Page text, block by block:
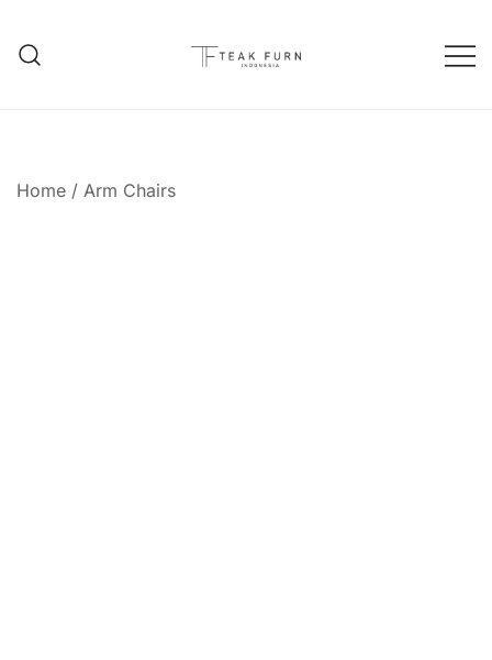
Home / Arm Chairs